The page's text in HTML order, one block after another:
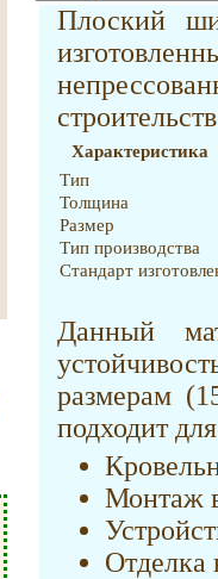
Плоский
Характеристика
Тип
Толщина
Размер
Тип производства
Стандарт
Данный
размерам
подходит
Монтаж
Отделка